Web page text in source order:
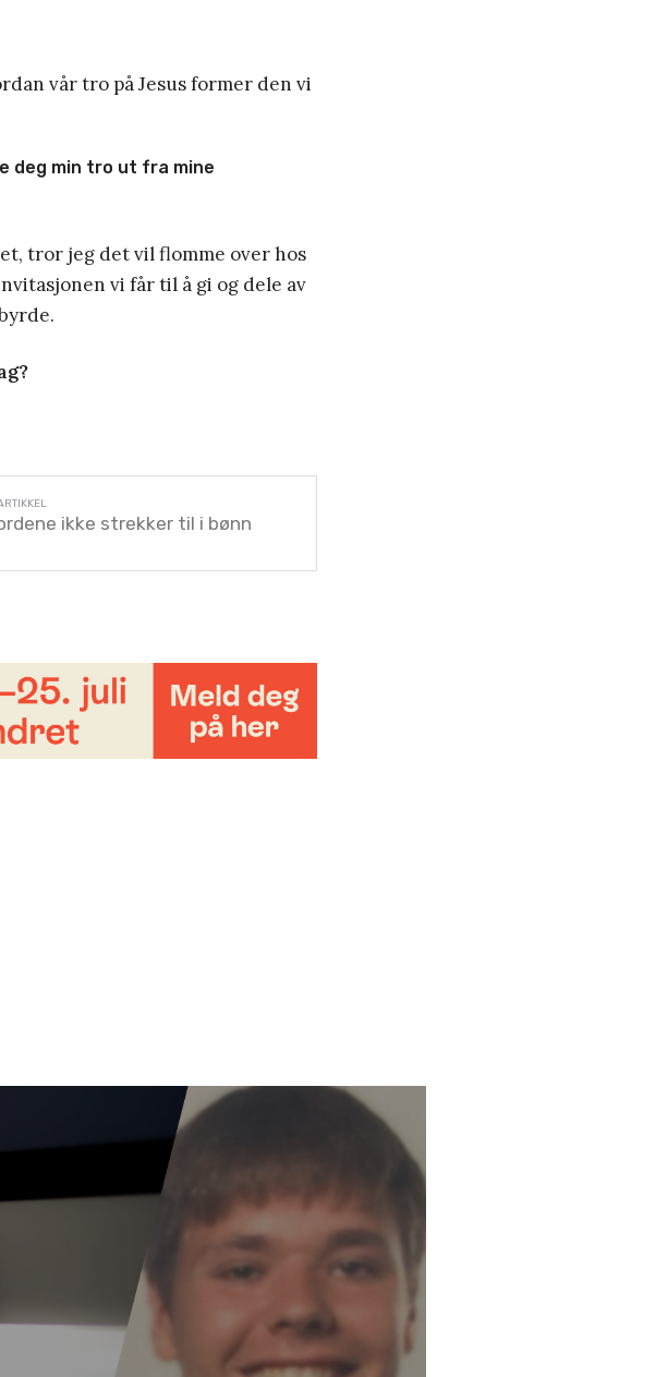
vår tro på Jesus former den vi
deg min tro ut fra mine
tror jeg det vil flomme over hos
vi får til å gi og dele av
ikke strekker til i bønn